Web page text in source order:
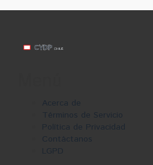
Acerca de
Términos de Servicio
Política de Privacidad
Contáctanos
LGPD